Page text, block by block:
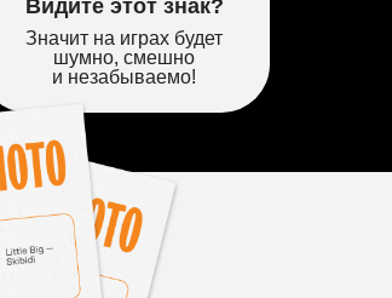
Видите этот знак?
Значит на играх будет
шумно, смешно
и незабываемо!